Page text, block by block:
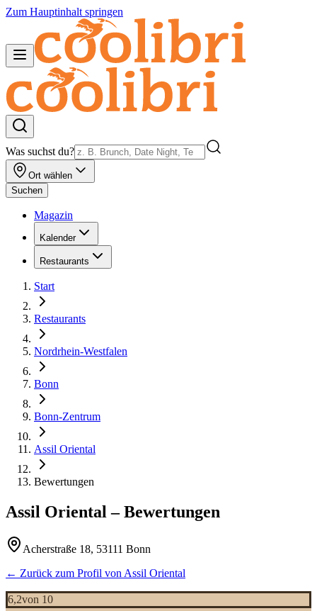
Zum Hauptinhalt springen
Was suchst du?
Ort wählen
Suchen
Magazin
Kalender
Restaurants
Start
Restaurants
Nordrhein-Westfalen
Bonn
Bonn-Zentrum
Assil Oriental
Bewertungen
Assil Oriental – Bewertungen
Acherstraße 18, 53111 Bonn
← Zurück zum Profil von Assil Oriental
6,2von 10